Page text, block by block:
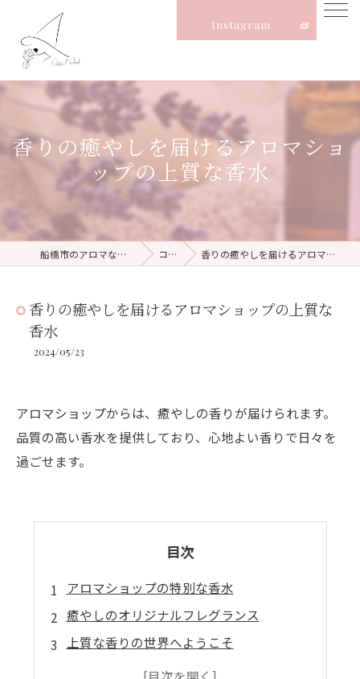
Instagram
香りの癒やしを届けるアロマショ
ップの上質な香水
船橋市のアロマならNatural Witch コラム 香りの癒やしを届けるアロマショップの上質な香水
香りの癒やしを届けるアロマショップの上質な
香水
2024/05/23
アロマショップからは、癒やしの香りが届けられます。
品質の高い香水を提供しており、心地よい香りで日々を
過ごせます。
目次
アロマショップの特別な香水
癒やしのオリジナルフレグランス
上質な香りの世界へようこそ
香りで心を癒やす、アロマショップの香水